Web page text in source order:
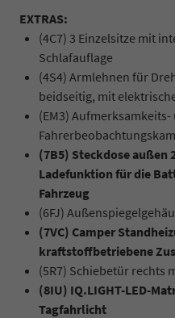
EXTRAS:
(4C7) 3 Einzelsitze mit
Schlafauflage
(4S4) Armlehnen für
beidseitig, mit
(EM3)
(7B5) Steckdose außen
Ladefunktion für die
Fahrzeug
(6FJ)
(7VC) Camper
kraftstoffbetriebene
(5R7) Schiebetür rechts
(8IU) IQ.LIGHT-LED-
Tagfahrlicht